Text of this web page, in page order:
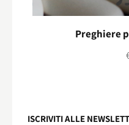
Preghiere
ISCRIVITI ALLE